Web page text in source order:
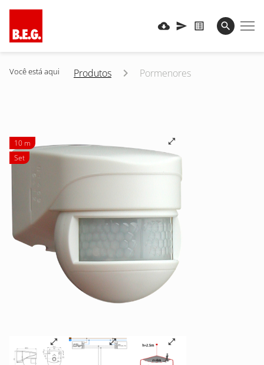
Você está aqui Produtos Pormenores
10 m
Set